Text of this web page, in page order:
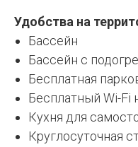
Удобства на
Бассейн
Бассейн с
Бесплатная
Бесплатный Wi-Fi
Кухня для
Круглосуточная